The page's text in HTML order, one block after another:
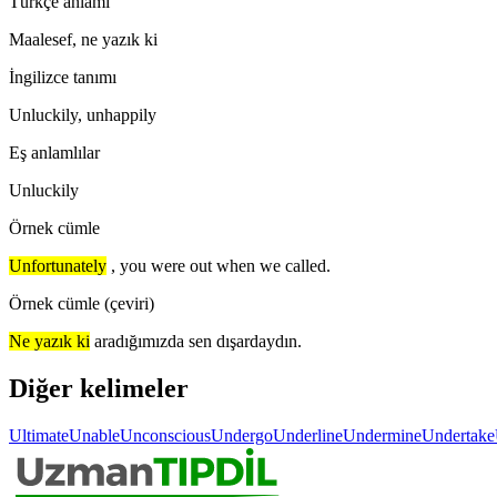
Maalesef, ne yazık ki
İngilizce tanımı
Unluckily, unhappily
Eş anlamlılar
Unluckily
Örnek cümle
Unfortunately , you were out when we called.
Örnek cümle (çeviri)
Ne yazık ki aradığımızda sen dışardaydın.
Diğer kelimeler
UltimateUnableUnconsciousUndergoUnderlineUndermineUndertake